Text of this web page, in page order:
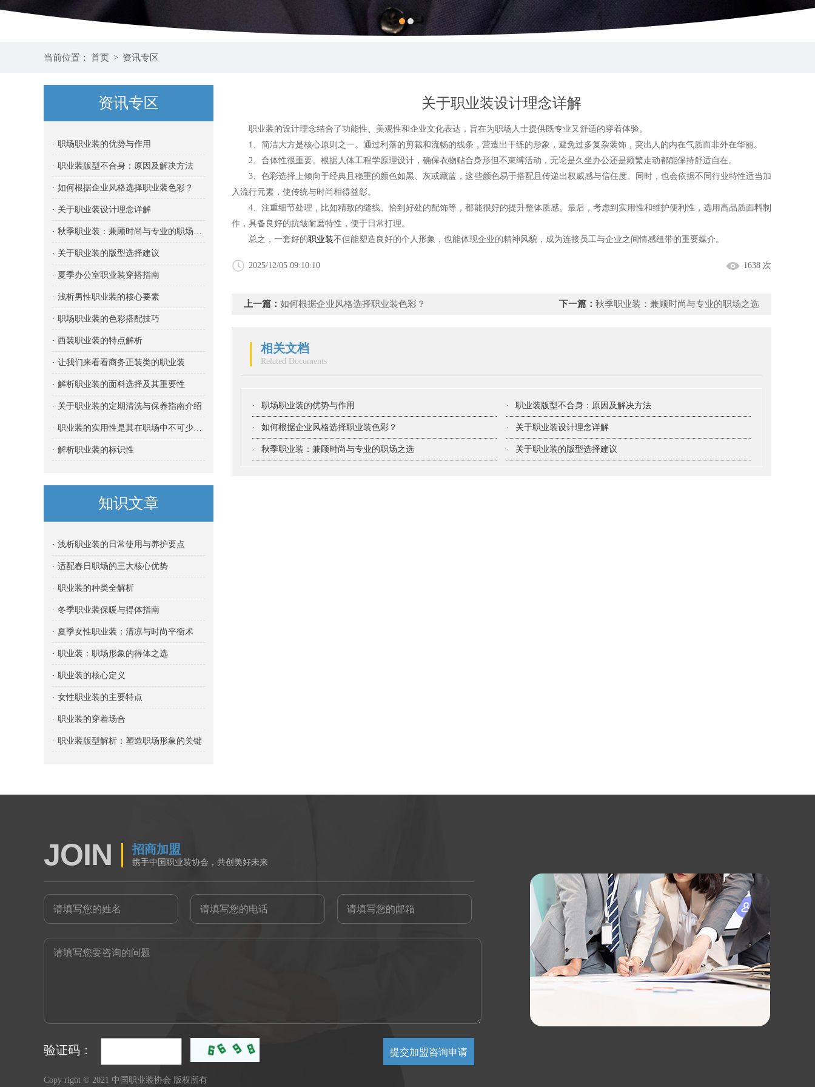
当前位置： 首页 > 资讯专区
资讯专区
· 职场职业装的优势与作用
· 职业装版型不合身：原因及解决方法
· 如何根据企业风格选择职业装色彩？
· 关于职业装设计理念详解
· 秋季职业装：兼顾时尚与专业的职场之选
· 关于职业装的版型选择建议
· 夏季办公室职业装穿搭指南
· 浅析男性职业装的核心要素
· 职场职业装的色彩搭配技巧
· 西装职业装的特点解析
· 让我们来看看商务正装类的职业装
· 解析职业装的面料选择及其重要性
· 关于职业装的定期清洗与保养指南介绍
· 职业装的实用性是其在职场中不可少的重要属性
· 解析职业装的标识性
知识文章
· 浅析职业装的日常使用与养护要点
· 适配春日职场的三大核心优势
· 职业装的种类全解析
· 冬季职业装保暖与得体指南
· 夏季女性职业装：清凉与时尚平衡术
· 职业装：职场形象的得体之选
· 职业装的核心定义
· 女性职业装的主要特点
· 职业装的穿着场合
· 职业装版型解析：塑造职场形象的关键
关于职业装设计理念详解
职业装的设计理念结合了功能性、美观性和企业文化表达，旨在为职场人士提供既专业又舒适的穿着体验。
1、简洁大方是核心原则之一。通过利落的剪裁和流畅的线条，营造出干练的形象，避免过多复杂装饰，突出人的内在气质而非外在华丽。
2、合体性很重要。根据人体工程学原理设计，确保衣物贴合身形但不束缚活动，无论是久坐办公还是频繁走动都能保持舒适自在。
3、色彩选择上倾向于经典且稳重的颜色如黑、灰或藏蓝，这些颜色易于搭配且传递出权威感与信任度。同时，也会依据不同行业特性适当加
入流行元素，使传统与时尚相得益彰。
4、注重细节处理，比如精致的缝线、恰到好处的配饰等，都能很好的提升整体质感。最后，考虑到实用性和维护便利性，选用高品质面料制
作，具备良好的抗皱耐磨特性，便于日常打理。
总之，一套好的职业装不但能塑造良好的个人形象，也能体现企业的精神风貌，成为连接员工与企业之间情感纽带的重要媒介。
2025/12/05 09:10:10 1638 次
上一篇： 如何根据企业风格选择职业装色彩？ 下一篇： 秋季职业装：兼顾时尚与专业的职场之选
相关文档
Related Documents
· 职场职业装的优势与作用 · 职业装版型不合身：原因及解决方法
· 如何根据企业风格选择职业装色彩？ · 关于职业装设计理念详解
· 秋季职业装：兼顾时尚与专业的职场之选 · 关于职业装的版型选择建议
JOIN 招商加盟
携手中国职业装协会，共创美好未来
验证码：
Copy right © 2021 中国职业装协会 版权所有